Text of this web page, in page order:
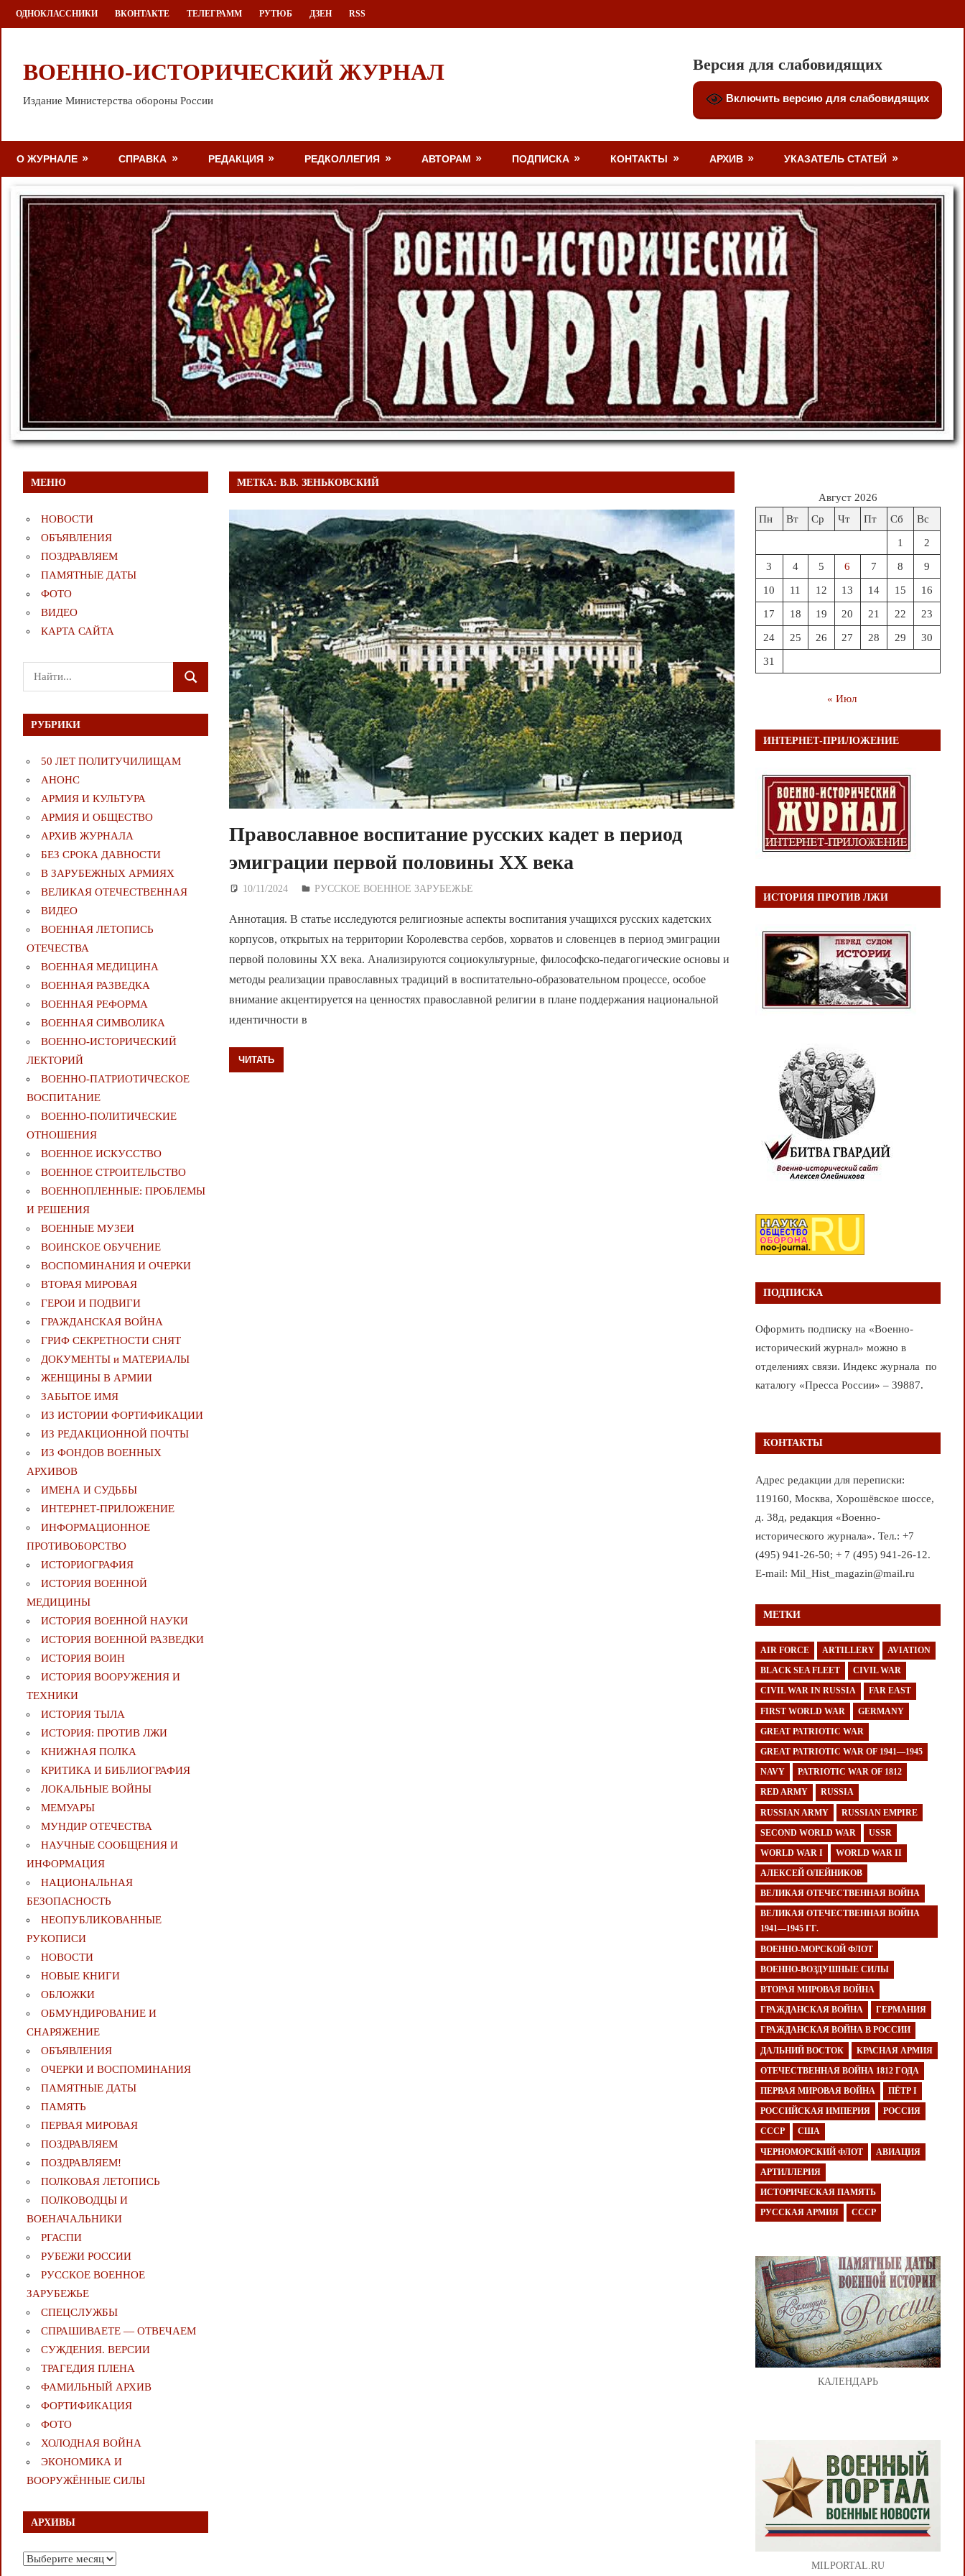
Перейти
к
ОДНОКЛАССНИКИ ВКОНТАКТЕ ТЕЛЕГРАММ РУТЮБ ДЗЕН RSS
ВОЕННО-ИСТОРИЧЕСКИЙ ЖУРНАЛ
Издание Министерства обороны России
Версия для слабовидящих
Включить версию для слабовидящих
О ЖУРНАЛЕ СПРАВКА РЕДАКЦИЯ РЕДКОЛЛЕГИЯ АВТОРАМ ПОДПИСКА КОНТАКТЫ АРХИВ УКАЗАТЕЛЬ СТАТЕЙ
МЕТКА:В.В. ЗЕНЬКОВСКИЙ
Православное воспитание русских кадет в период
эмиграции первой половины ХХ века
10/11/2024 Дежурный по Редакции
РУССКОЕ ВОЕННОЕ ЗАРУБЕЖЬЕ
Аннотация. В статье исследуются религиозные аспекты воспитания учащихся русских кадетских
корпусов, открытых на территории Королевства сербов, хорватов и словенцев в период эмиграции
первой половины ХХ века. Анализируются социокультурные, философско-педагогические основы и
методы реализации православных традиций в воспитательно-образовательном процессе, особое
внимание акцентируется на ценностях православной религии в плане поддержания национальной
идентичности в
ЧИТАТЬ
МЕНЮ
НОВОСТИ
ОБЪЯВЛЕНИЯ
ПОЗДРАВЛЯЕМ
ПАМЯТНЫЕ ДАТЫ
ФОТО
ВИДЕО
КАРТА САЙТА
Поиск
для:
ПОИСК
РУБРИКИ
50 ЛЕТ ПОЛИТУЧИЛИЩАМ
АНОНС
АРМИЯ И КУЛЬТУРА
АРМИЯ И ОБЩЕСТВО
АРХИВ ЖУРНАЛА
БЕЗ СРОКА ДАВНОСТИ
В ЗАРУБЕЖНЫХ АРМИЯХ
ВЕЛИКАЯ ОТЕЧЕСТВЕННАЯ
ВИДЕО
ВОЕННАЯ ЛЕТОПИСЬ
ОТЕЧЕСТВА
ВОЕННАЯ МЕДИЦИНА
ВОЕННАЯ РАЗВЕДКА
ВОЕННАЯ РЕФОРМА
ВОЕННАЯ СИМВОЛИКА
ВОЕННО-ИСТОРИЧЕСКИЙ
ЛЕКТОРИЙ
ВОЕННО-ПАТРИОТИЧЕСКОЕ
ВОСПИТАНИЕ
ВОЕННО-ПОЛИТИЧЕСКИE
ОТНОШЕНИЯ
ВОЕННОЕ ИСКУССТВО
ВОЕННОЕ СТРОИТЕЛЬСТВО
ВОЕННОПЛЕННЫЕ: ПРОБЛЕМЫ
И РЕШЕНИЯ
ВОЕННЫЕ МУЗЕИ
ВОИНСКОЕ ОБУЧЕНИЕ
ВОСПОМИНАНИЯ И ОЧЕРКИ
ВТОРАЯ МИРОВАЯ
ГЕРОИ И ПОДВИГИ
ГРАЖДАНСКАЯ ВОЙНА
ГРИФ СЕКРЕТНОСТИ СНЯТ
ДОКУМЕНТЫ и МАТЕРИАЛЫ
ЖЕНЩИНЫ В АРМИИ
ЗАБЫТОЕ ИМЯ
ИЗ ИСТОРИИ ФОРТИФИКАЦИИ
ИЗ РЕДАКЦИОННОЙ ПОЧТЫ
ИЗ ФОНДОВ ВОЕННЫХ
АРХИВОВ
ИМЕНА И СУДЬБЫ
ИНТЕРНЕТ-ПРИЛОЖЕНИЕ
ИНФОРМАЦИОННОЕ
ПРОТИВОБОРСТВО
ИСТОРИОГРАФИЯ
ИСТОРИЯ ВОЕННОЙ
МЕДИЦИНЫ
ИСТОРИЯ ВОЕННОЙ НАУКИ
ИСТОРИЯ ВОЕННОЙ РАЗВЕДКИ
ИСТОРИЯ ВОИН
ИСТОРИЯ ВООРУЖЕНИЯ И
ТЕХНИКИ
ИСТОРИЯ ТЫЛА
ИСТОРИЯ: ПРОТИВ ЛЖИ
КНИЖНАЯ ПОЛКА
КРИТИКА И БИБЛИОГРАФИЯ
ЛОКАЛЬНЫЕ ВОЙНЫ
МЕМУАРЫ
МУНДИР ОТЕЧЕСТВА
НАУЧНЫЕ СООБЩЕНИЯ И
ИНФОРМАЦИЯ
НАЦИОНАЛЬНАЯ
БЕЗОПАСНОСТЬ
НЕОПУБЛИКОВАННЫЕ
РУКОПИСИ
НОВОСТИ
НОВЫЕ КНИГИ
ОБЛОЖКИ
ОБМУНДИРОВАНИЕ И
СНАРЯЖЕНИЕ
ОБЪЯВЛЕНИЯ
ОЧЕРКИ И ВОСПОМИНАНИЯ
ПАМЯТНЫЕ ДАТЫ
ПАМЯТЬ
ПЕРВАЯ МИРОВАЯ
ПОЗДРАВЛЯЕМ
ПОЗДРАВЛЯЕМ!
ПОЛКОВАЯ ЛЕТОПИСЬ
ПОЛКОВОДЦЫ И
ВОЕНАЧАЛЬНИКИ
РГАСПИ
РУБЕЖИ РОССИИ
РУССКОЕ ВОЕННОЕ
ЗАРУБЕЖЬЕ
СПЕЦСЛУЖБЫ
СПРАШИВАЕТЕ — ОТВЕЧАЕМ
СУЖДЕНИЯ. ВЕРСИИ
ТРАГЕДИЯ ПЛЕНА
ФАМИЛЬНЫЙ АРХИВ
ФОРТИФИКАЦИЯ
ФОТО
ХОЛОДНАЯ ВОЙНА
ЭКОНОМИКА И
ВООРУЖЁННЫЕ СИЛЫ
АРХИВЫ
Архивы
Август 2026
Пн
Вт Ср Чт Пт Сб Вс
1 2
3 4 5 6 7 8 9
10 11 12 13 14 15 16
17 18 19 20 21 22 23
24 25 26 27 28 29 30
31
« Июл
ИНТЕРНЕТ-ПРИЛОЖЕНИЕ
ИСТОРИЯ ПРОТИВ ЛЖИ
ПОДПИСКА
Оформить подписку на «Военно-
исторический журнал» можно в
отделениях связи. Индекс журнала по
каталогу «Пресса России» – 39887.
КОНТАКТЫ
Адрес редакции для переписки:
119160, Москва, Хорошёвское шоссе,
д. 38д, редакция «Военно-
исторического журнала». Тел.: +7
(495) 941-26-50; + 7 (495) 941-26-12.
E-mail: Mil_Hist_magazin@mail.ru
МЕТКИ
AIR FORCE ARTILLERY AVIATION
BLACK SEA FLEET CIVIL WAR
CIVIL WAR IN RUSSIA FAR EAST
FIRST WORLD WAR GERMANY
GREAT PATRIOTIC WAR
GREAT PATRIOTIC WAR OF 1941—1945
NAVY PATRIOTIC WAR OF 1812
RED ARMY RUSSIA
RUSSIAN ARMY RUSSIAN EMPIRE
SECOND WORLD WAR USSR
WORLD WAR I WORLD WAR II
АЛЕКСЕЙ ОЛЕЙНИКОВ
ВЕЛИКАЯ ОТЕЧЕСТВЕННАЯ ВОЙНА
ВЕЛИКАЯ ОТЕЧЕСТВЕННАЯ ВОЙНА
1941—1945 ГГ.
ВОЕННО-МОРСКОЙ ФЛОТ
ВОЕННО-ВОЗДУШНЫЕ СИЛЫ
ВТОРАЯ МИРОВАЯ ВОЙНА
ГРАЖДАНСКАЯ ВОЙНА ГЕРМАНИЯ
ГРАЖДАНСКАЯ ВОЙНА В РОССИИ
ДАЛЬНИЙ ВОСТОК КРАСНАЯ АРМИЯ
ОТЕЧЕСТВЕННАЯ ВОЙНА 1812 ГОДА
ПЕРВАЯ МИРОВАЯ ВОЙНА ПЁТР I
РОССИЙСКАЯ ИМПЕРИЯ РОССИЯ
СССР США
ЧЕРНОМОРСКИЙ ФЛОТ АВИАЦИЯ
АРТИЛЛЕРИЯ
ИСТОРИЧЕСКАЯ ПАМЯТЬ
РУССКАЯ АРМИЯ СССР
КАЛЕНДАРЬ
MILPORTAL.RU